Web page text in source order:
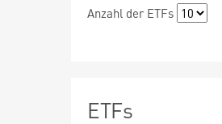
Anzahl der ETFs
ETFs